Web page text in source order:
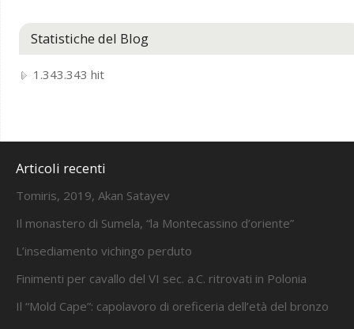
Statistiche del Blog
1.343.343 hit
Articoli recenti
Tomiris, 2019, Akan Satayev
Il monastero di Sumela, “la Montecassino d’oriente”
L’insediamento vichingo perduto
Finimenti per cavallo del VI sec. a.C. ritrovati in Polonia
Il “Mold Cape”: capolavoro di oreficeria dell’età del bronzo